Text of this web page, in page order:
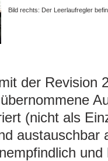
Bild rechts: Der Leerlaufregler
der Revision
(nicht als